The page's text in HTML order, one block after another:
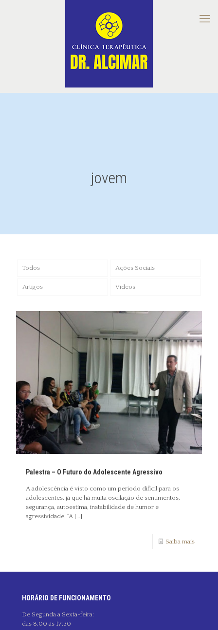
jovem
Todos Ações Sociais
Artigos Vídeos
Palestra – O Futuro do Adolescente Agressivo
A adolescência é visto como um período difícil para os
adolescentes, já que há muita oscilação de sentimentos,
segurança, autoestima, instabilidade de humor e
agressividade. “A […]
Saiba mais
HORÁRIO DE FUNCIONAMENTO
De Segunda a Sexta-feira:
das 8:00 às 17:30